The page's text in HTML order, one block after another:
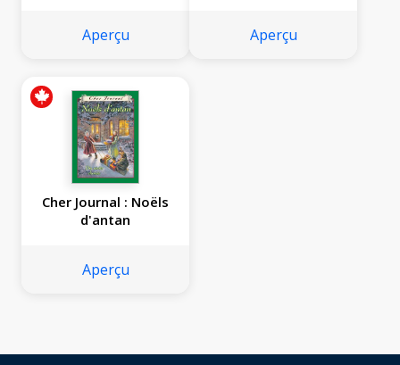
Aperçu Aperçu
Cher Journal : Noëls
d'antan
Aperçu